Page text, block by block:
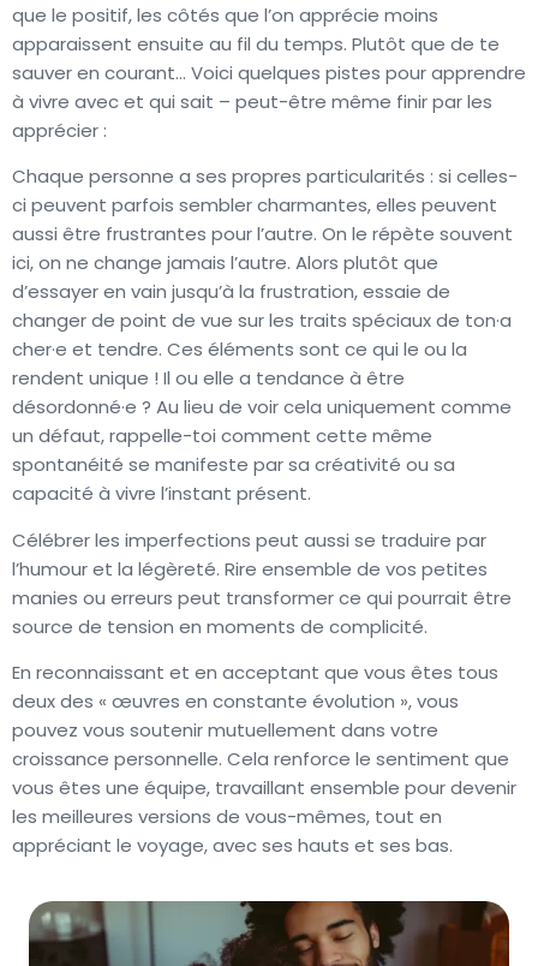
que le positif, les côtés que l’on apprécie moins
apparaissent ensuite au fil du temps. Plutôt que de te
sauver en courant… Voici quelques pistes pour apprendre
à vivre avec et qui sait – peut-être même finir par les
apprécier :
Chaque personne a ses propres particularités : si celles-
ci peuvent parfois sembler charmantes, elles peuvent
aussi être frustrantes pour l’autre. On le répète souvent
ici, on ne change jamais l’autre. Alors plutôt que
d’essayer en vain jusqu’à la frustration, essaie de
changer de point de vue sur les traits spéciaux de ton·a
cher·e et tendre. Ces éléments sont ce qui le ou la
rendent unique ! Il ou elle a tendance à être
désordonné·e ? Au lieu de voir cela uniquement comme
un défaut, rappelle-toi comment cette même
spontanéité se manifeste par sa créativité ou sa
capacité à vivre l’instant présent.
Célébrer les imperfections peut aussi se traduire par
l’humour et la légèreté. Rire ensemble de vos petites
manies ou erreurs peut transformer ce qui pourrait être
source de tension en moments de complicité.
En reconnaissant et en acceptant que vous êtes tous
deux des « œuvres en constante évolution », vous
pouvez vous soutenir mutuellement dans votre
croissance personnelle. Cela renforce le sentiment que
vous êtes une équipe, travaillant ensemble pour devenir
les meilleures versions de vous-mêmes, tout en
appréciant le voyage, avec ses hauts et ses bas.